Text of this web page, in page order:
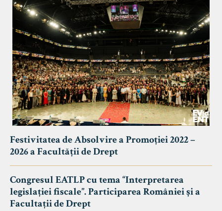
Festivitatea de Absolvire a Promoției 2022 –
2026 a Facultății de Drept
Congresul EATLP cu tema “Interpretarea
legislației fiscale”. Participarea României și a
Facultații de Drept